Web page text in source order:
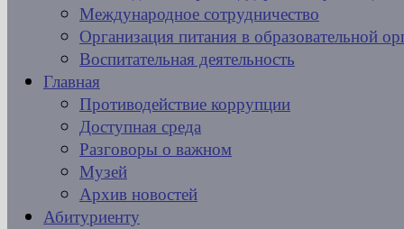
Международное сотрудничество
Организация питания в образовательной
Воспитательная деятельность
Главная
Противодействие коррупции
Доступная среда
Разговоры о важном
Музей
Архив новостей
Абитуриенту